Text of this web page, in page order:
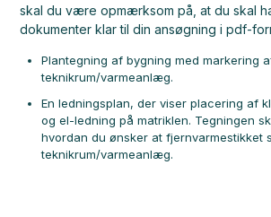
skal du være opmærksom på, at du skal
dokumenter klar til din ansøgning i pdf-
Plantegning af bygning med markering
teknikrum/varmeanlæg.
En ledningsplan, der viser placering af
og el-ledning på matriklen. Tegningen
hvordan du ønsker at fjernvarmestikket
teknikrum/varmeanlæg.